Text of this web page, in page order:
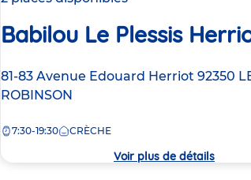
Babilou Le Plessis
Adresse
de
crèche
81-83 Avenue Edouard Herriot 92350
ROBINSON
7:30-19:30 CRÈCHE
Voir plus de détails